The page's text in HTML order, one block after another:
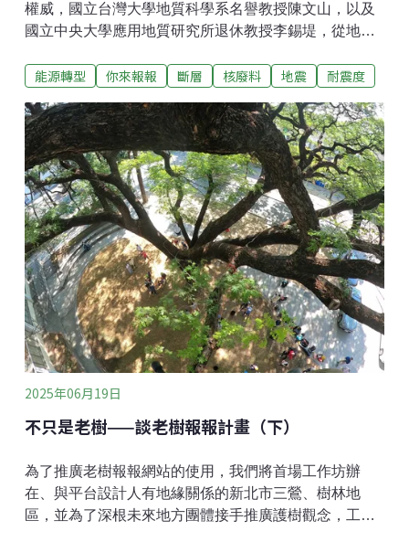
權威，國立台灣大學地質科學系名譽教授陳文山，以及
國立中央大學應用地質研究所退休教授李錫堤，從地質
通過現況、耐震設計依據與潛在補強工程需求，針對核
說明與科學見解。下文呈現兩位教授的發表內容，內容
經過校對，希望能向大家儘量完整呈現兩位教授的原
意。陳文山：從台電調查報告開始分析大家好，我今天
就用PPT跟大家做一個簡報。你們看到的簡報內容，全
部都是來自台電的調查報告，每一張圖、每一個章節，
全都是台電自己出的報告，大家等一下也可以自己上網
下載來看，這邊是兩個報告的封面（圖二）。
能源轉型 你來報報 斷層 核廢料 地震 耐震度
2025年06月19日
不只是老樹——談老樹報報計畫（下）
為了推廣老樹報報網站的使用，我們將首場工作坊辦
在、與平台設計人有地緣關係的新北市三鶯、樹林地
區，並為了深根未來地方團體接手推廣護樹觀念，工作